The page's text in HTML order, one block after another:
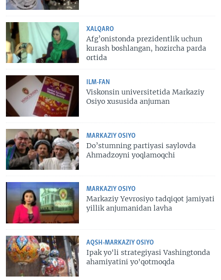
XALQARO
Afg’onistonda prezidentlik uchun
kurash boshlangan, hozircha parda
ortida
ILM-FAN
Viskonsin universitetida Markaziy
Osiyo xususida anjuman
MARKAZIY OSIYO
Do’stumning partiyasi saylovda
Ahmadzoyni yoqlamoqchi
MARKAZIY OSIYO
Markaziy Yevrosiyo tadqiqot jamiyati
yillik anjumanidan lavha
AQSH-MARKAZIY OSIYO
Ipak yo'li strategiyasi Vashingtonda
ahamiyatini yo'qotmoqda